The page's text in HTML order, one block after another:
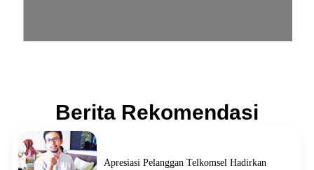
Berita Rekomendasi
Apresiasi Pelanggan Telkomsel Hadirkan